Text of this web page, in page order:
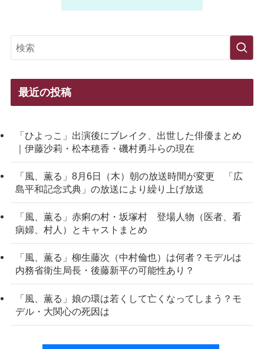
最近の投稿
「ひよっこ」出演後にブレイク、出世した俳優まとめ
｜伊藤沙莉・松本穂香・磯村勇斗らの現在
「風、薫る」8月6日（木）朝の放送時間が変更 「広
島平和記念式典」の放送により繰り上げ放送
「風、薫る」赤痢の村・坂塚村 登場人物（医者、看
病婦、村人）とキャストまとめ
「風、薫る」柳生藤次（中村倫也）は何者？モデルは
内務省衛生局長・後藤新平の可能性あり？
「風、薫る」娘の環は若くして亡くなってしまう？モ
デル・大関心の死因は